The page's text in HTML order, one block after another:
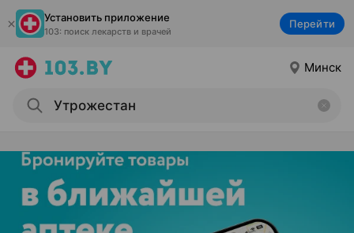
Установить приложение
103: поиск лекарств и врачей
Перейти
Минск